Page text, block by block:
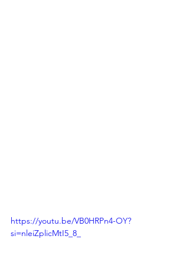
https://youtu.be/VB0HRPn4-OY?
si=nleiZplicMtI5_8_